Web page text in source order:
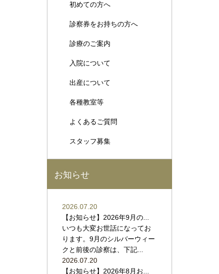
初めての方へ
診察券をお持ちの方へ
診療のご案内
入院について
出産について
各種教室等
よくあるご質問
スタッフ募集
お知らせ
2026.07.20
【お知らせ】2026年9月の...
いつも大変お世話になってお
ります。9月のシルバーウィー
クと前後の診察は、下記...
2026.07.20
【お知らせ】2026年8月お...